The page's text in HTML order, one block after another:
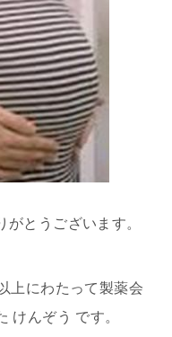
とうございます。
上にわたって製薬会
けんぞう です。